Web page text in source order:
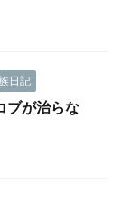
日記
ブが治らな